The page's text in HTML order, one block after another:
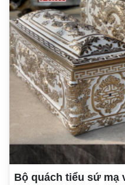
Bộ quách tiểu sứ mạ